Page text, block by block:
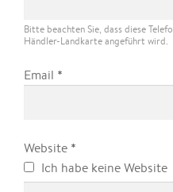
Bitte beachten Sie, dass diese
Händler-Landkarte angeführt wird.
Email *
Website *
Ich habe keine Website